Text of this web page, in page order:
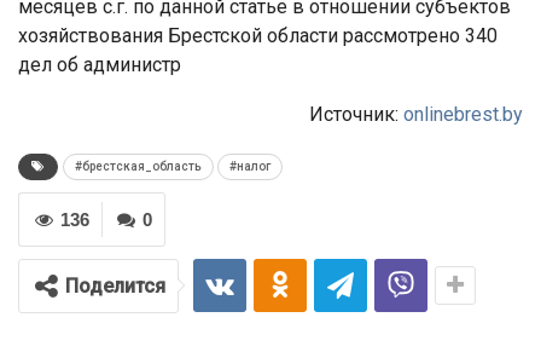
месяцев с.г. по данной статье в отношении субъектов
хозяйствования Брестской области рассмотрено 340
дел об администр
Источник: onlinebrest.by
#брестская_область #налог
0
136
Поделится